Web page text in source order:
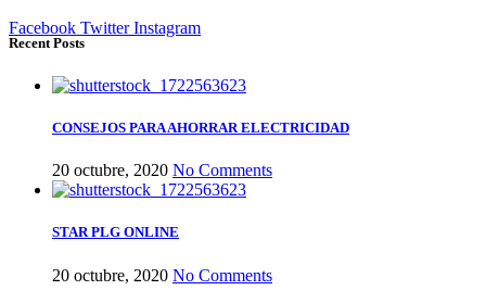
Facebook Twitter Instagram
Recent Posts
CONSEJOS PARA AHORRAR ELECTRICIDAD
20 octubre, 2020 No Comments
STAR PLG ONLINE
20 octubre, 2020 No Comments